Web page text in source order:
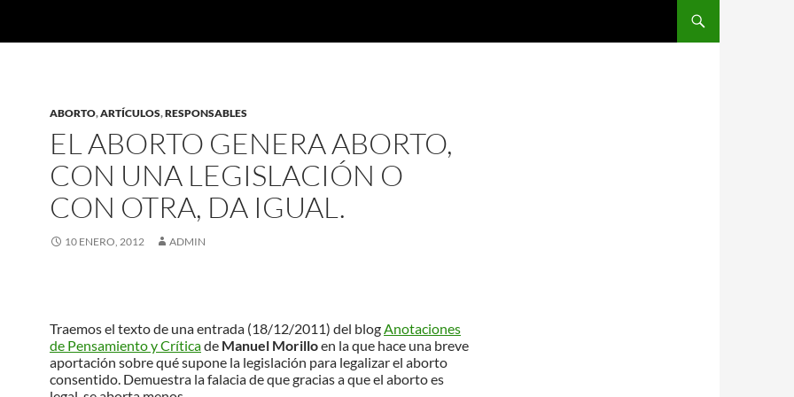
ABORTO,ARTÍCULOS,RESPONSABLES
EL ABORTO GENERA ABORTO,
CON UNA LEGISLACIÓN O
CON OTRA, DA IGUAL.
10 ENERO, 2012 ADMIN
Traemos el texto de una entrada (18/12/2011) del blogAnotaciones
de Pensamiento y Críticade Manuel Morilloen la que hace una breve
aportación sobre qué supone la legislación para legalizar el aborto
consentido. Demuestra la falacia de que gracias a que el aborto es